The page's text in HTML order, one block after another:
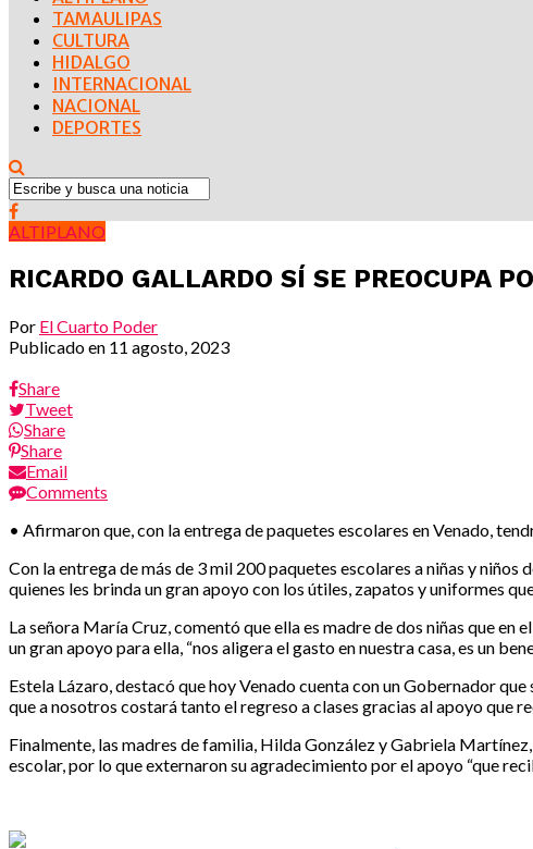
TAMAULIPAS
CULTURA
HIDALGO
INTERNACIONAL
NACIONAL
DEPORTES
ALTIPLANO
RICARDO GALLARDO SÍ SE PREOCUPA
Por El Cuarto Poder
Publicado en 11 agosto, 2023
Share
Tweet
Share
Share
Email
Comments
• Afirmaron que, con la entrega de paquetes escolares en Venado,
Con la entrega de más de 3 mil 200 paquetes escolares a niñas y
quienes les brinda un gran apoyo con los útiles, zapatos y uniformes
La señora María Cruz, comentó que ella es madre de dos niñas que
un gran apoyo para ella, “nos aligera el gasto en nuestra casa, es un
Estela Lázaro, destacó que hoy Venado cuenta con un Gobernador
que a nosotros costará tanto el regreso a clases gracias al apoyo que
Finalmente, las madres de familia, Hilda González y Gabriela
escolar, por lo que externaron su agradecimiento por el apoyo “que